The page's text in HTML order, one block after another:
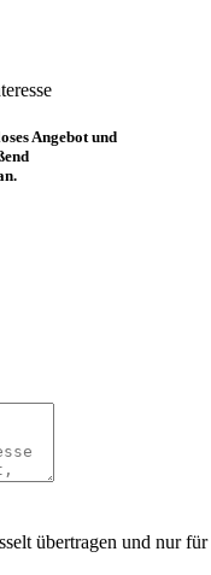
Angebot und
übertragen und nur für